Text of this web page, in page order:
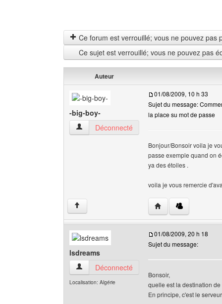
Ce forum est verrouillé; vous ne pouvez pas
Ce sujet est verrouillé; vous ne pouvez pas
Auteur
-big-boy-
-big-boy- Voir le profil de l'utilisateur
Déconnecté
01/08/2009, 10 h 33
Sujet du message:
la place su mot de passe
Bonjour/Bonsoir voila je
passe exemple quand on
ya des étoiles .
voila je vous remercie
↑ Visiter le site web
lsdreams
lsdreams Voir le profil de l'utilisateur
Déconnecté
Localisation: Algérie
01/08/2009, 20 h 18
Sujet du message:
Bonsoir,
quelle est la destination
En principe, c'est le